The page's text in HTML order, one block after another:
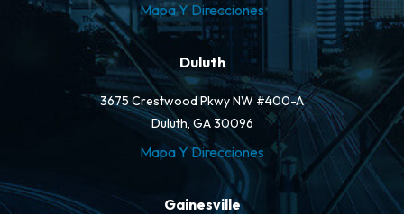
Mapa Y Direcciones
Duluth
3675 Crestwood Pkwy NW #400-A
Duluth, GA 30096
Mapa Y Direcciones
Gainesville